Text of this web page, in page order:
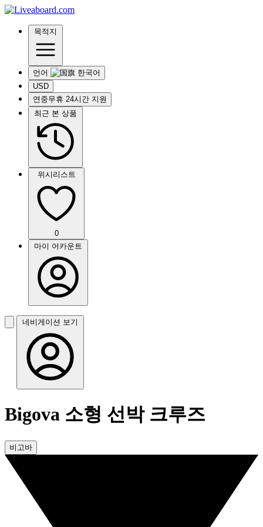
목적지
언어
USD
연중무휴 24시간 지원
최근 본 상품
위시리스트
0
마이 어카운트
네비게이션 보기
Bigova 소형 선박 크루즈
비고바